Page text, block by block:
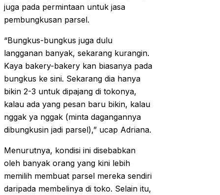
juga pada permintaan untuk jasa
pembungkusan parsel.
“Bungkus-bungkus juga dulu
langganan banyak, sekarang kurangin.
Kaya bakery-bakery kan biasanya pada
bungkus ke sini. Sekarang dia hanya
bikin 2-3 untuk dipajang di tokonya,
kalau ada yang pesan baru bikin, kalau
nggak ya nggak (minta dagangannya
dibungkusin jadi parsel),” ucap Adriana.
Menurutnya, kondisi ini disebabkan
oleh banyak orang yang kini lebih
memilih membuat parsel mereka sendiri
daripada membelinya di toko. Selain itu,